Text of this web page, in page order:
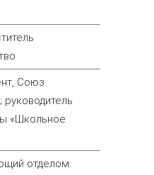
Союз
«Школьное
отделом